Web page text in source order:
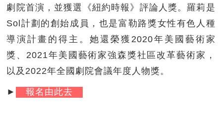
劇院首演，並獲選《紐約時報》評論人獎。羅莉是
Sol計劃的創始成員，也是富勒路獎女性有色人種
導演計畫的得主。她還榮獲2020年美國藝術家
獎、2021年美國藝術家強森獎社區改革藝術家，
以及2022年全國劇院會議年度人物獎。
► 報名由此去